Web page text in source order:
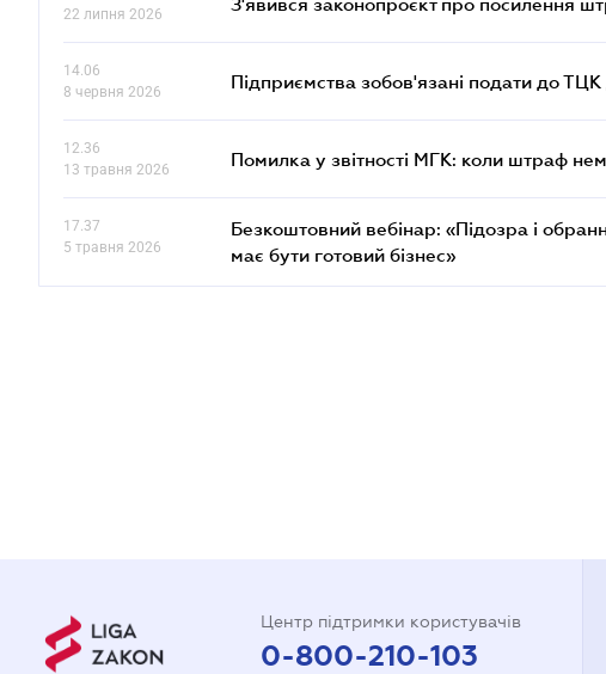
22 липня 2026
14.06
8 червня 2026
Підприємства зобов'язані подати до
12.36
13 травня 2026
Помилка у звітності МГК: коли штраф
17.37
5 травня 2026
Безкоштовний вебінар: «Підозра і
має бути готовий бізнес»
Центр підтримки користувачів
0-800-210-103